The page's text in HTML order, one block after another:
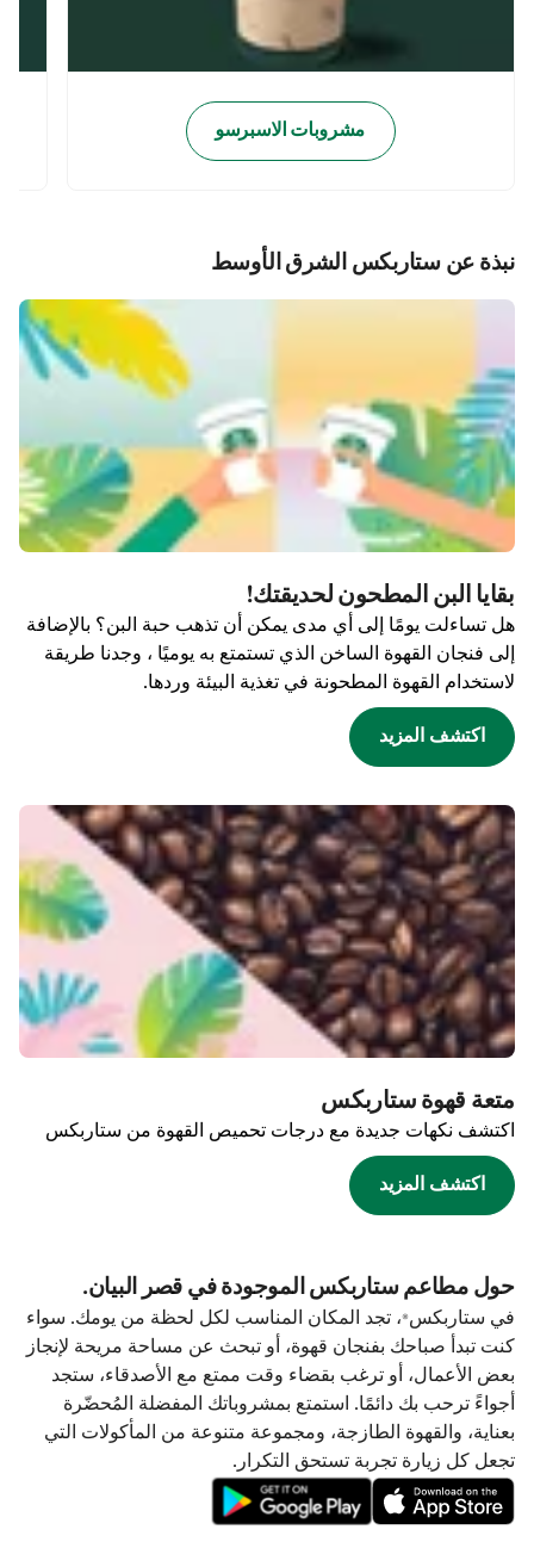
مشروبات الاسبرسو
نبذة عن ستاربكس الشرق الأوسط
بقايا البن المطحون لحديقتك!
هل تساءلت يومًا إلى أي مدى يمكن أن تذهب حبة البن؟ بالإضافة
إلى فنجان القهوة الساخن الذي تستمتع به يوميًا ، وجدنا طريقة
لاستخدام القهوة المطحونة في تغذية البيئة وردها.
اكتشف المزيد
متعة قهوة ستاربكس
اكتشف نكهات جديدة مع درجات تحميص القهوة من ستاربكس
اكتشف المزيد
حول مطاعم ستاربكس الموجودة في قصر البيان.
في ستاربكس®، تجد المكان المناسب لكل لحظة من يومك. سواء
كنت تبدأ صباحك بفنجان قهوة، أو تبحث عن مساحة مريحة لإنجاز
بعض الأعمال، أو ترغب بقضاء وقت ممتع مع الأصدقاء، ستجد
أجواءً ترحب بك دائمًا. استمتع بمشروباتك المفضلة المُحضّرة
بعناية، والقهوة الطازجة، ومجموعة متنوعة من المأكولات التي
تجعل كل زيارة تجربة تستحق التكرار.